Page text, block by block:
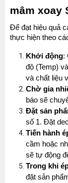
mâm xoay
Để đạt hiệu quả
thực hiện theo
Khởi động:
độ (Temp)
và chất liệu
Chờ gia
báo sẽ
Đặt sản
số 1. Đặt
Tiến hành
cầm hoặc
sẽ tự động
Trong khi
đặt sản